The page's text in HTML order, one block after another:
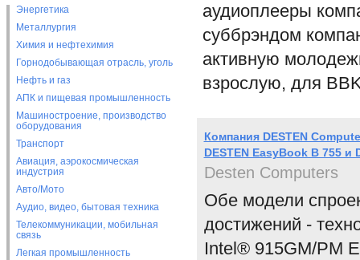
Энергетика
Металлургия
Химия и нефтехимия
Горнодобывающая отрасль, уголь
Нефть и газ
АПК и пищевая промышленность
Машиностроение, производство
оборудования
Транспорт
Авиация, аэрокосмическая
индустрия
Авто/Мото
Аудио, видео, бытовая техника
Телекоммуникации, мобильная
связь
Легкая промышленность
аудиоплееры
суббрэндом
активную
взрослую, для
Компания DESTEN
DESTEN EasyBook B 755 и
Desten Computers
Обе модели
достижений -
Intel® 915GM/PM